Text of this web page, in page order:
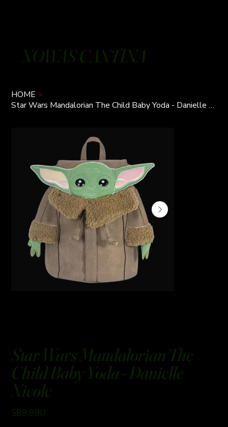
NOWAS CANTINA
HOME >
Star Wars Mandalorian The Child Baby Yoda - Danielle Nicole
Star Wars Mandalorian The
Child Baby Yoda - Danielle
Nicole
Precio
$89.990